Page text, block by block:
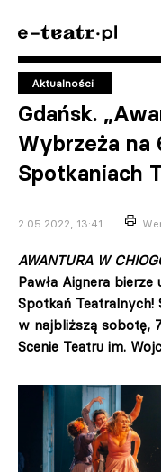
Aktualności
Gdańsk.
Wybrzeża na
Spotkaniach
2.05.2022, 13:41
AWANTURA W
Pawła Aignera bierze
Spotkań Teatralnych!
w najbliższą sobotę,
Scenie Teatru im.